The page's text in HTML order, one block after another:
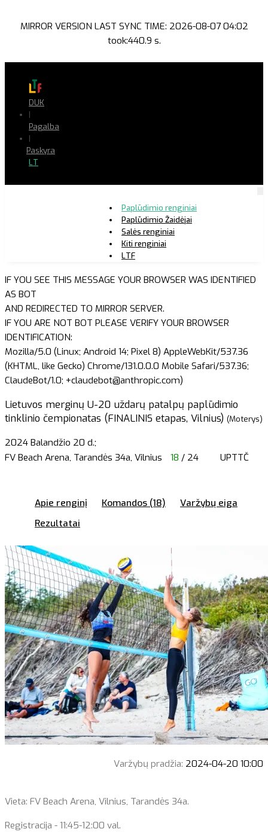
MIRROR VERSION LAST SYNC TIME: 2026-08-07 04:02
took:440.9 s.
DUK
|
Pagalba
|
Paskyra
LT
Paplūdimio renginiai
Paplūdimio Žaidėjai
Salės renginiai
Kiti renginiai
LTF
IF YOU SEE THIS MESSAGE YOUR BROWSER WAS IDENTIFIED
AS BOT
AND REDIRECTED TO MIRROR SERVER.
IF YOU ARE NOT BOT PLEASE VERIFY YOUR BROWSER
IDENTIFICATION:
Mozilla/5.0 (Linux; Android 14; Pixel 8) AppleWebKit/537.36
(KHTML, like Gecko) Chrome/131.0.0.0 Mobile Safari/537.36;
ClaudeBot/1.0; +claudebot@anthropic.com)
Lietuvos merginų U-20 uždarų patalpų paplūdimio
tinklinio čempionatas (FINALINIS etapas, Vilnius) (Moterys)
2024 Balandžio 20 d.;
FV Beach Arena, Tarandės 34a, Vilnius
18 / 24 UPTTČ
Apie renginį Komandos (18)
Varžybų eiga
Rezultatai
Varžybų pradžia: 2024-04-20 10:00
Vieta: FV Beach Arena, Vilnius, Tarandės 34a.
Registracija - 11:45-12:00 val.